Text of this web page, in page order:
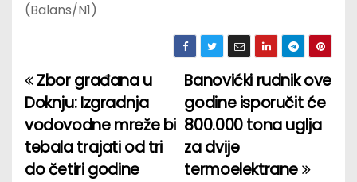
(Balans/N1)
P
o
s
Banovićki rudnik ove
godine isporučit će
800.000 tona uglja
za dvije
termoelektrane
Zbor građana u
Doknju: Izgradnja
vodovodne mreže bi
tebala trajati od tri
do četiri godine